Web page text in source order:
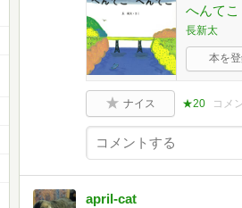
へんて
長新太
本を
ナイス ★20 コメ
april-cat